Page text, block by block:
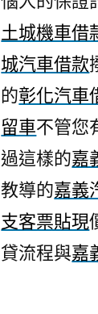
土城機車借
城汽車借款
的彰化汽車
留車不管您
過這樣的嘉
教導的嘉義
支客票貼現
貸流程與嘉